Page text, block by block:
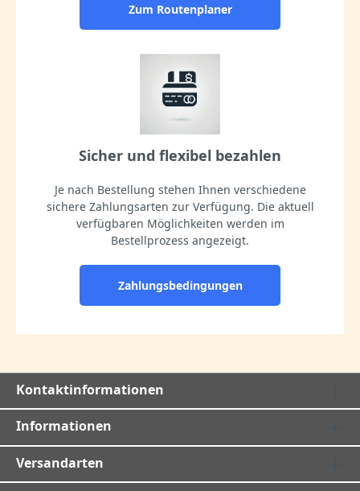
Zum Routenplaner
Sicher und flexibel bezahlen
Je nach Bestellung stehen Ihnen verschiedene
sichere Zahlungsarten zur Verfügung. Die aktuell
verfügbaren Möglichkeiten werden im
Bestellprozess angezeigt.
Zahlungsbedingungen
Kontaktinformationen
Informationen
Versandarten